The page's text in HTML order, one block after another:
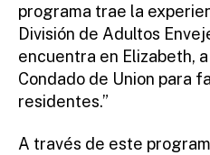
programa trae la
División de Adultos
encuentra en Elizabeth,
Condado de Union para
residentes.”
A través de este